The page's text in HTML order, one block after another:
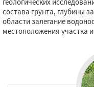
состава грунта, глубины
области залегание
местоположения участка